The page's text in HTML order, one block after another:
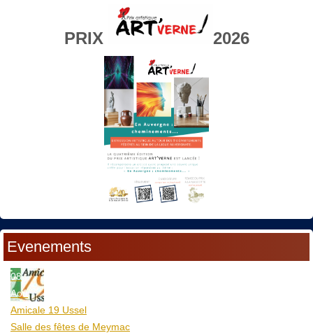
PRIX 2026
Evenements
08
Aoû
Amicale 19 Ussel
Salle des fêtes de Meymac